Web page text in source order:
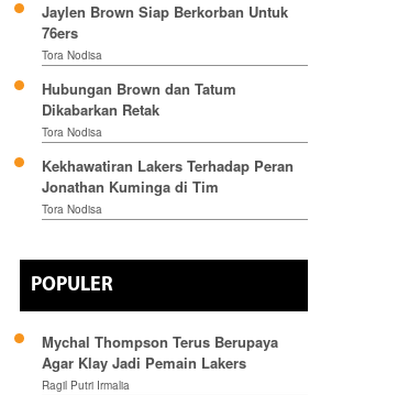
Jaylen Brown Siap Berkorban Untuk
76ers
Tora Nodisa
Hubungan Brown dan Tatum
Dikabarkan Retak
Tora Nodisa
Kekhawatiran Lakers Terhadap Peran
Jonathan Kuminga di Tim
Tora Nodisa
POPULER
Mychal Thompson Terus Berupaya
Agar Klay Jadi Pemain Lakers
Ragil Putri Irmalia